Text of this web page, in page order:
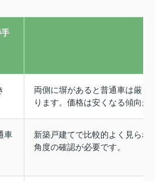
両側に塀があると普通車は厳し
ります。価格は安くなる傾向が
車
新築戸建てで比較的よく見られ
角度の確認が必要です。